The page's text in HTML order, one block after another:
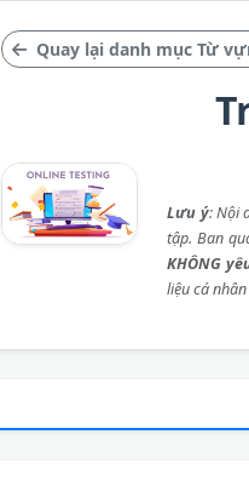
Quay lại danh mục Từ
Lưu ý: Nội
tập. Ban
KHÔNG
liệu cá